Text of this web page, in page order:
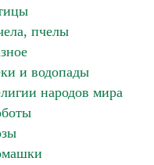
пчелы
и водопады
народов мира